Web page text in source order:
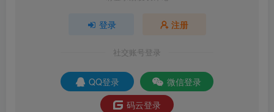
登录 注册
社交账号登录
QQ登录
微信登录
码云登录